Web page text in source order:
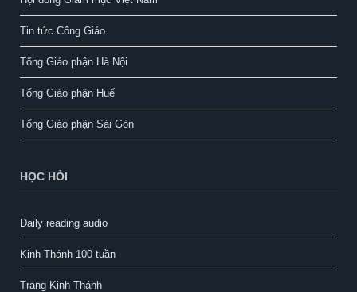
Tin tức Công Giáo
Tổng Giáo phận Hà Nội
Tổng Giáo phận Huế
Tổng Giáo phận Sài Gòn
HỌC HỎI
Daily reading audio
Kinh Thánh 100 tuần
Trang Kinh Thánh